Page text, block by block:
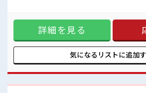
■最短2営業日で入寮も可！
※規定有
■職場の雰囲気
《20・30代の男性スタッフさんも活躍中》
職場の人間関係⇒良好♪
未経験でも安心な就業環境！
社内設備もバッチリ★
月もらえるからお財布が潤いまくり！ ＼遠方の方も安心◎寮
完備/ ◎ワンルーム寮 ◎家電付き1R寮
イカー持ち込みOK ほかにも... ・赴任
費支給 ・寮から自転車やバイク通勤
による ・長岡京駅/京阪淀駅/阪急西
バスもあり さらに大阪で「ハリウッ
あるので休みの日がワクワクする事間違いな
入社決定！ 条件があえば応募のその
詳細を見る
気になるリストに追加